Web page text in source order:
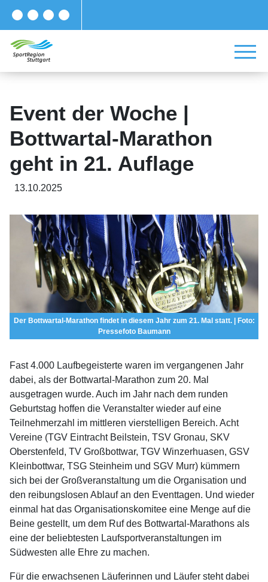
Event der Woche |
Bottwartal-Marathon
geht in 21. Auflage
13.10.2025
Der Bottwartal-Marathon findet in diesem Jahr zum 21. Mal statt. | Foto:
Pressefoto Baumann
Fast 4.000 Laufbegeisterte waren im vergangenen Jahr
dabei, als der Bottwartal-Marathon zum 20. Mal
ausgetragen wurde. Auch im Jahr nach dem runden
Geburtstag hoffen die Veranstalter wieder auf eine
Teilnehmerzahl im mittleren vierstelligen Bereich. Acht
Vereine (TGV Eintracht Beilstein, TSV Gronau, SKV
Oberstenfeld, TV Großbottwar, TGV Winzerhuasen, GSV
Kleinbottwar, TSG Steinheim und SGV Murr) kümmern
sich bei der Großveranstaltung um die Organisation und
den reibungslosen Ablauf an den Eventtagen. Und wieder
einmal hat das Organisationskomitee eine Menge auf die
Beine gestellt, um dem Ruf des Bottwartal-Marathons als
eine der beliebtesten Laufsportveranstaltungen im
Südwesten alle Ehre zu machen.
Für die erwachsenen Läuferinnen und Läufer steht dabei